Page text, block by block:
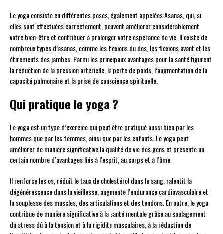
Le yoga consiste en différentes poses, également appelées Asanas, qui, si
elles sont effectuées correctement, peuvent améliorer considérablement
votre bien-être et contribuer à prolonger votre espérance de vie. Il existe de
nombreux types d’asanas, comme les flexions du dos, les flexions avant et les
étirements des jambes. Parmi les principaux avantages pour la santé figurent
la réduction de la pression artérielle, la perte de poids, l’augmentation de la
capacité pulmonaire et la prise de conscience spirituelle.
Qui pratique le yoga ?
Le yoga est un type d’exercice qui peut être pratiqué aussi bien par les
hommes que par les femmes, ainsi que par les enfants. Le yoga peut
améliorer de manière significative la qualité de vie des gens et présente un
certain nombre d’avantages liés à l’esprit, au corps et à l’âme.
Il renforce les os, réduit le taux de cholestérol dans le sang, ralentit la
dégénérescence dans la vieillesse, augmente l’endurance cardiovasculaire et
la souplesse des muscles, des articulations et des tendons. En outre, le yoga
contribue de manière significative à la santé mentale grâce au soulagement
du stress dû à la tension et à la rigidité musculaires, à la réduction de